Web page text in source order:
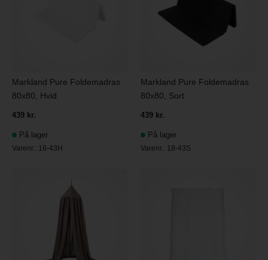
Markland Pure Foldemadras
80x80, Hvid
439 kr.
På lager
Varenr.: 18-43H
Markland Pure Foldemadras
80x80, Sort
439 kr.
På lager
Varenr.: 18-43S